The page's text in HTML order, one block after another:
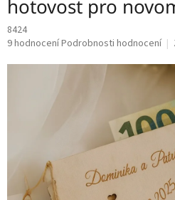
hotovost pro
8424
Průměrné
9 hodnoceníPodrobnosti hodnocení